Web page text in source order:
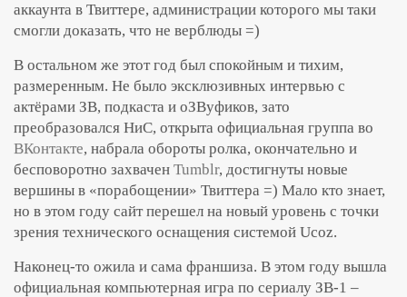
аккаунта в Твиттере, администрации которого мы таки
смогли доказать, что не верблюды =)
В остальном же этот год был спокойным и тихим,
размеренным. Не было эксклюзивных интервью с
актёрами ЗВ, подкаста и оЗВуфиков, зато
преобразовался НиС, открыта официальная группа во
ВКонтакте, набрала обороты ролка, окончательно и
бесповоротно захвачен Tumblr, достигнуты новые
вершины в «порабощении» Твиттера =) Мало кто знает,
но в этом году сайт перешел на новый уровень с точки
зрения технического оснащения системой Ucoz.
Наконец-то ожила и сама франшиза. В этом году вышла
официальная компьютерная игра по сериалу ЗВ-1 –